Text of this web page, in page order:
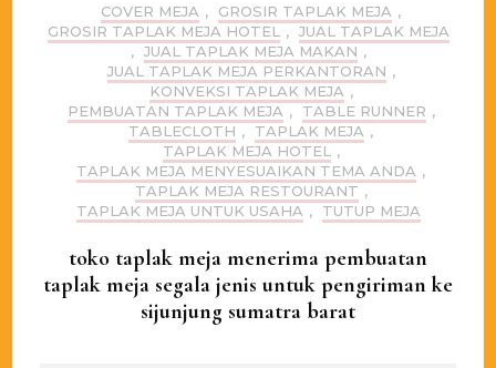
COVER MEJA , GROSIR TAPLAK MEJA ,
GROSIR TAPLAK MEJA HOTEL
, JUAL TAPLAK MEJA
, JUAL TAPLAK MEJA MAKAN ,
JUAL TAPLAK MEJA PERKANTORAN ,
KONVEKSI TAPLAK MEJA ,
PEMBUATAN TAPLAK MEJA , TABLE RUNNER ,
TABLECLOTH , TAPLAK MEJA ,
TAPLAK MEJA HOTEL
,
TAPLAK MEJA MENYESUAIKAN TEMA ANDA ,
TAPLAK MEJA RESTOURANT ,
TAPLAK MEJA UNTUK USAHA , TUTUP MEJA
toko taplak meja menerima pembuatan
taplak meja segala jenis untuk pengiriman ke
sijunjung sumatra barat